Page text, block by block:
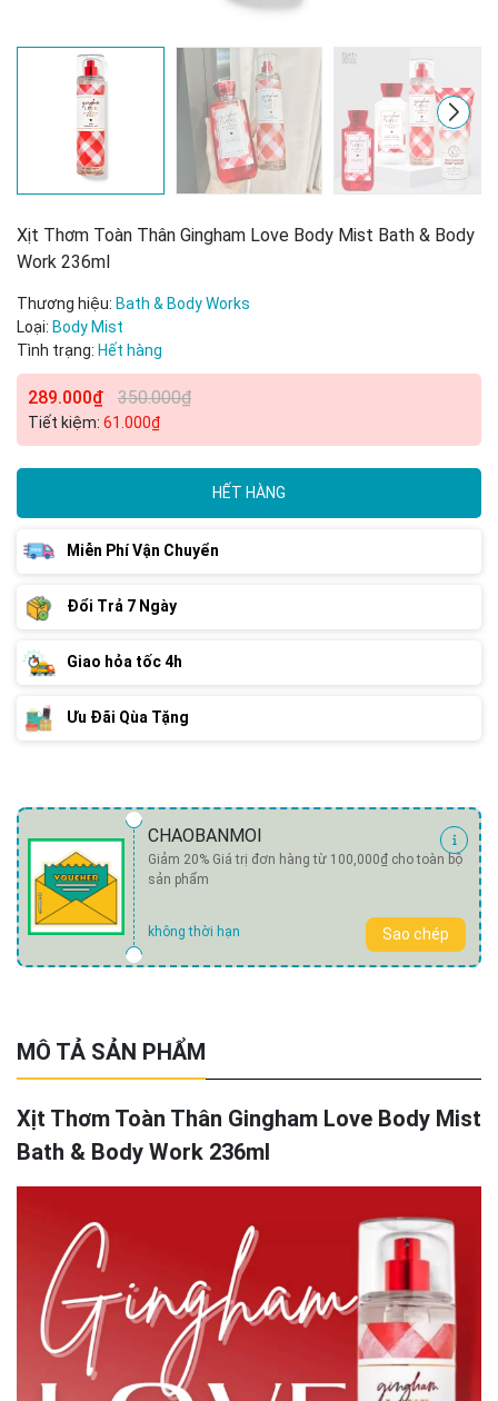
Xịt Thơm Toàn Thân Gingham Love Body Mist Bath & Body
Work 236ml
Thương hiệu: Bath & Body Works
Loại: Body Mist
Tình trạng: Hết hàng
289.000₫ 350.000₫
Tiết kiệm: 61.000₫
HẾT HÀNG
Miễn Phí Vận Chuyển
Đổi Trả 7 Ngày
Giao hỏa tốc 4h
Ưu Đãi Qùa Tặng
CHAOBANMOI
Giảm 20% Giá trị đơn hàng từ 100,000₫ cho toàn bộ
sản phẩm
không thời hạn Sao chép
Mã giảm giá:
MÔ TẢ SẢN PHẨM
Xịt Thơm Toàn Thân Gingham Love Body Mist
Bath & Body Work 236ml